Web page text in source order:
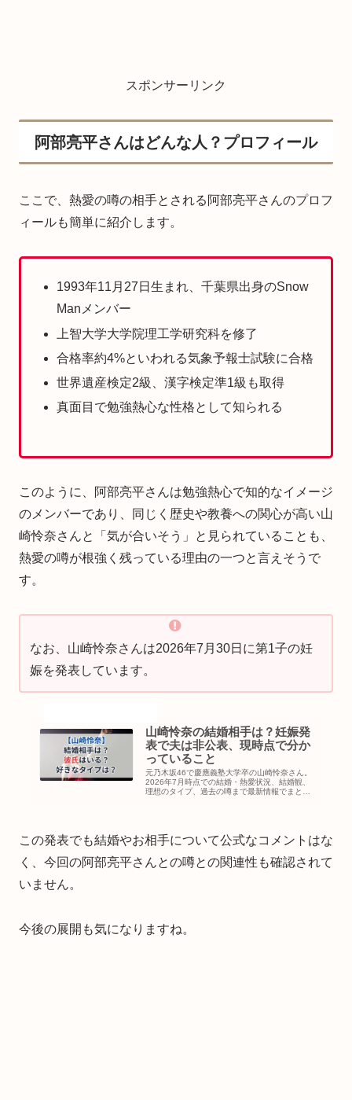
スポンサーリンク
阿部亮平さんはどんな人？プロフィール
ここで、熱愛の噂の相手とされる阿部亮平さんのプロフ
ィールも簡単に紹介します。
1993年11月27日生まれ、千葉県出身のSnow
Manメンバー
上智大学大学院理工学研究科を修了
合格率約4%といわれる気象予報士試験に合格
世界遺産検定2級、漢字検定準1級も取得
真面目で勉強熱心な性格として知られる
このように、阿部亮平さんは勉強熱心で知的なイメージ
のメンバーであり、同じく歴史や教養への関心が高い山
崎怜奈さんと「気が合いそう」と見られていることも、
熱愛の噂が根強く残っている理由の一つと言えそうで
す。
なお、山崎怜奈さんは2026年7月30日に第1子の妊
娠を発表しています。
山崎怜奈の結婚相手は？妊娠発
表で夫は非公表、現時点で分か
っていること
元乃木坂46で慶應義塾大学卒の山崎怜奈さん。
2026年7月時点での結婚・熱愛状況、結婚観、
理想のタイプ、過去の噂まで最新情報でまとめ
この発表でも結婚やお相手について公式なコメントはな
く、今回の阿部亮平さんとの噂との関連性も確認されて
いません。
今後の展開も気になりますね。